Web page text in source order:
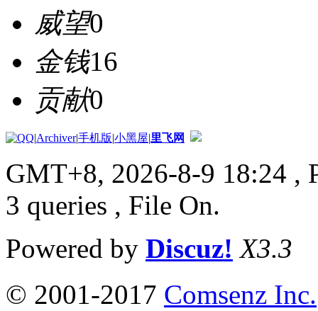
威望0
金钱16
贡献0
|Archiver|手机版|小黑屋|里飞网
GMT+8, 2026-8-9 18:24 ,
3 queries , File On.
Powered by Discuz! X3.3
© 2001-2017 Comsenz Inc.